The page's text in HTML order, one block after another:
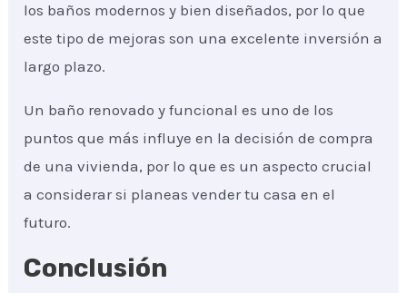
los baños modernos y bien diseñados, por lo que
este tipo de mejoras son una excelente inversión a
largo plazo.
Un baño renovado y funcional es uno de los
puntos que más influye en la decisión de compra
de una vivienda, por lo que es un aspecto crucial
a considerar si planeas vender tu casa en el
futuro.
Conclusión